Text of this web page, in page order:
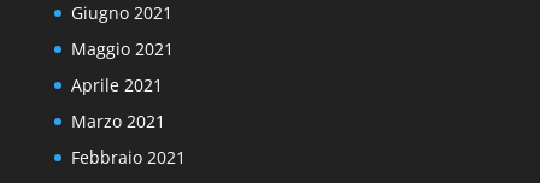
Giugno 2021
Maggio 2021
Aprile 2021
Marzo 2021
Febbraio 2021